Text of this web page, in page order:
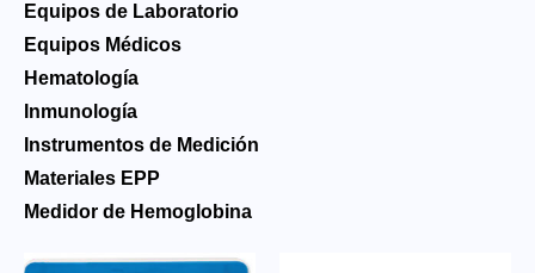
Equipos de Laboratorio
Equipos Médicos
Hematología
Inmunología
Instrumentos de Medición
Materiales EPP
Medidor de Hemoglobina